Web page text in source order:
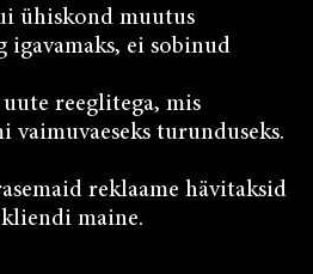
ühiskond muutus
igavamaks, ei sobinud
reeglitega, mis
vaimuvaeseks turunduseks.
reklaame hävitaksid
kliendi maine.